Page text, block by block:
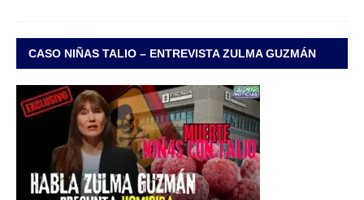
CASO NIÑAS TALIO – ENTREVISTA ZULMA GUZMÁN